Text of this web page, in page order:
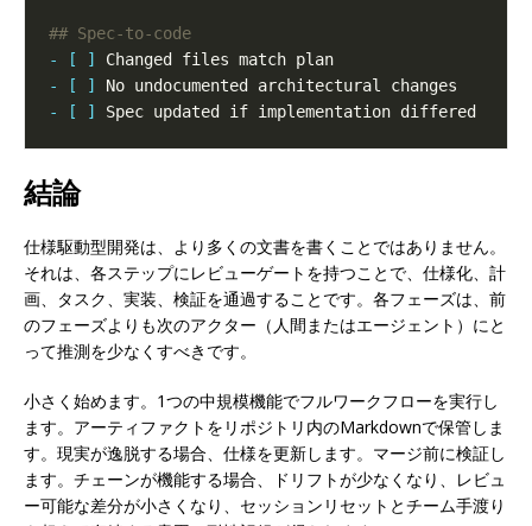
- [ ]
- [ ]
- [ ]
結論
仕様駆動型開発は、より多くの文書を書くことではありません。
それは、各ステップにレビューゲートを持つことで、仕様化、計
画、タスク、実装、検証を通過することです。各フェーズは、前
のフェーズよりも次のアクター（人間またはエージェント）にと
って推測を少なくすべきです。
小さく始めます。1つの中規模機能でフルワークフローを実行し
ます。アーティファクトをリポジトリ内のMarkdownで保管しま
す。現実が逸脱する場合、仕様を更新します。マージ前に検証し
ます。チェーンが機能する場合、ドリフトが少なくなり、レビュ
ー可能な差分が小さくなり、セッションリセットとチーム手渡り